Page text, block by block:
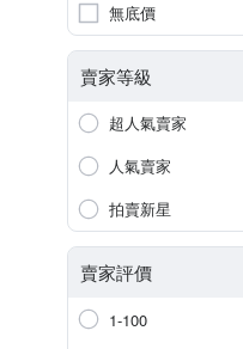
無底價
賣家等級
超人氣賣家
人氣賣家
拍賣新星
賣家評價
1-100